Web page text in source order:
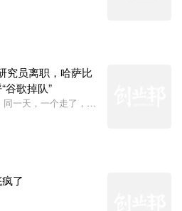
究员离职，哈萨比
谷歌掉队”
一天，一个走了，一
了